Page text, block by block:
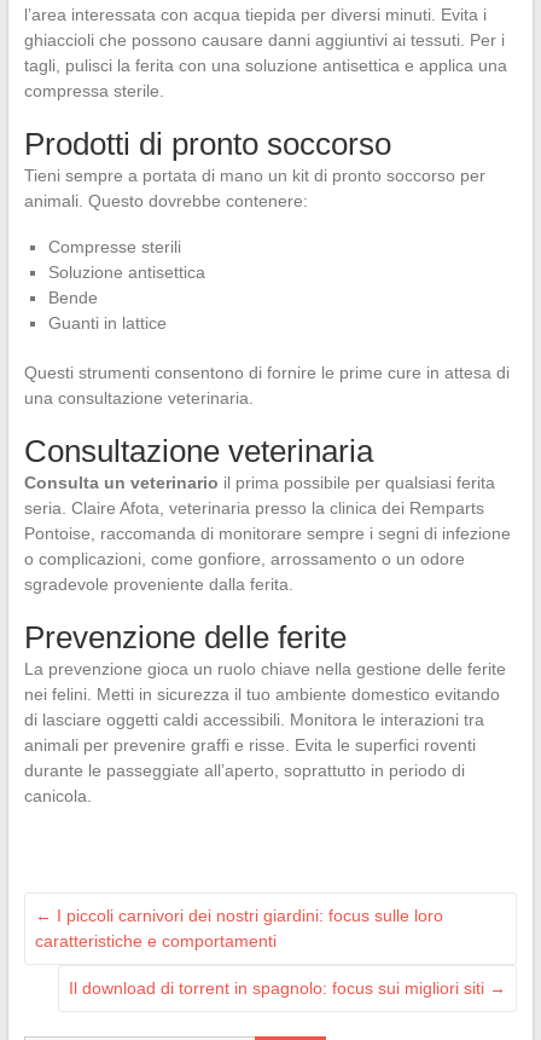
l’area interessata con acqua tiepida per diversi minuti. Evita i
ghiaccioli che possono causare danni aggiuntivi ai tessuti. Per i
tagli, pulisci la ferita con una soluzione antisettica e applica una
compressa sterile.
Prodotti di pronto soccorso
Tieni sempre a portata di mano un kit di pronto soccorso per
animali. Questo dovrebbe contenere:
Compresse sterili
Soluzione antisettica
Bende
Guanti in lattice
Questi strumenti consentono di fornire le prime cure in attesa di
una consultazione veterinaria.
Consultazione veterinaria
Consulta un veterinario il prima possibile per qualsiasi ferita
seria. Claire Afota, veterinaria presso la clinica dei Remparts
Pontoise, raccomanda di monitorare sempre i segni di infezione
o complicazioni, come gonfiore, arrossamento o un odore
sgradevole proveniente dalla ferita.
Prevenzione delle ferite
La prevenzione gioca un ruolo chiave nella gestione delle ferite
nei felini. Metti in sicurezza il tuo ambiente domestico evitando
di lasciare oggetti caldi accessibili. Monitora le interazioni tra
animali per prevenire graffi e risse. Evita le superfici roventi
durante le passeggiate all’aperto, soprattutto in periodo di
canicola.
← I piccoli carnivori dei nostri giardini: focus sulle loro
caratteristiche e comportamenti
Il download di torrent in spagnolo: focus sui migliori siti →